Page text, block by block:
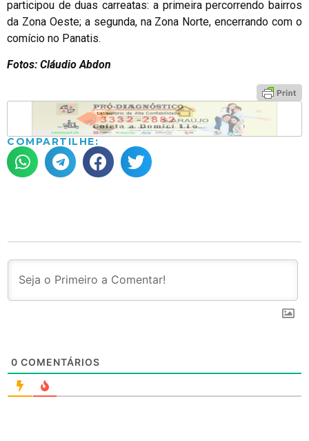
participou de duas carreatas: a primeira percorrendo bairros
da Zona Oeste; a segunda, na Zona Norte, encerrando com o
comício no Panatis.
Fotos: Cláudio Abdon
COMPARTILHE:
0 COMENTÁRIOS